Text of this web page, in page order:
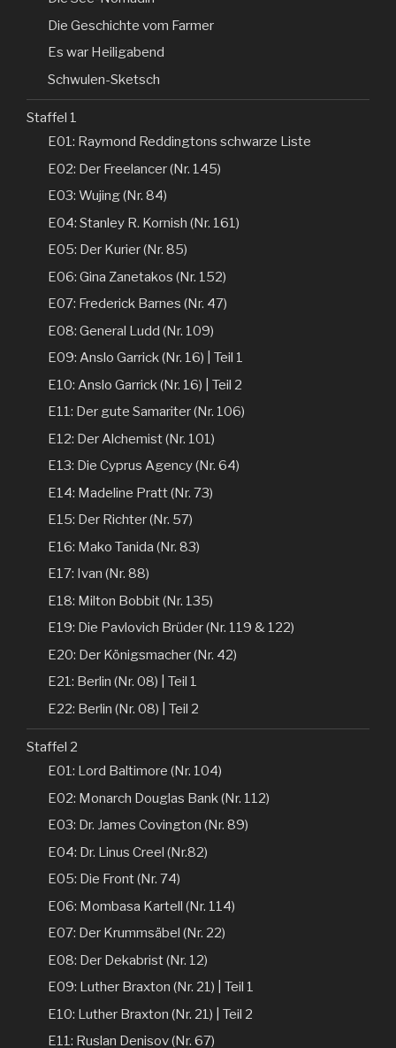
Die Geschichte vom Farmer
Es war Heiligabend
Schwulen-Sketsch
Staffel 1
E01: Raymond Reddingtons schwarze Liste
E02: Der Freelancer (Nr. 145)
E03: Wujing (Nr. 84)
E04: Stanley R. Kornish (Nr. 161)
E05: Der Kurier (Nr. 85)
E06: Gina Zanetakos (Nr. 152)
E07: Frederick Barnes (Nr. 47)
E08: General Ludd (Nr. 109)
E09: Anslo Garrick (Nr. 16) | Teil 1
E10: Anslo Garrick (Nr. 16) | Teil 2
E11: Der gute Samariter (Nr. 106)
E12: Der Alchemist (Nr. 101)
E13: Die Cyprus Agency (Nr. 64)
E14: Madeline Pratt (Nr. 73)
E15: Der Richter (Nr. 57)
E16: Mako Tanida (Nr. 83)
E17: Ivan (Nr. 88)
E18: Milton Bobbit (Nr. 135)
E19: Die Pavlovich Brüder (Nr. 119 & 122)
E20: Der Königsmacher (Nr. 42)
E21: Berlin (Nr. 08) | Teil 1
E22: Berlin (Nr. 08) | Teil 2
Staffel 2
E01: Lord Baltimore (Nr. 104)
E02: Monarch Douglas Bank (Nr. 112)
E03: Dr. James Covington (Nr. 89)
E04: Dr. Linus Creel (Nr.82)
E05: Die Front (Nr. 74)
E06: Mombasa Kartell (Nr. 114)
E07: Der Krummsäbel (Nr. 22)
E08: Der Dekabrist (Nr. 12)
E09: Luther Braxton (Nr. 21) | Teil 1
E10: Luther Braxton (Nr. 21) | Teil 2
E11: Ruslan Denisov (Nr. 67)